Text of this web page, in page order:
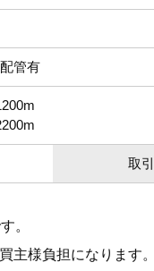
管有
取
。
主様負担になります。